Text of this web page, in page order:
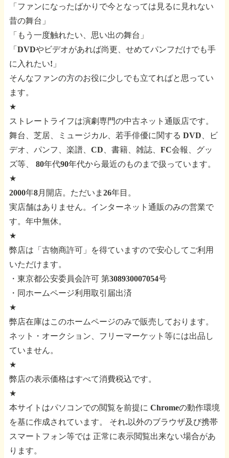
「ファンになったばかりで今となっては見るに見れない
昔の舞台」
「もう一度触れたい、思い出の舞台」
「DVDやビデオがあれば尚更、せめてパンフだけでも手
に入れたい!」
そんなファンの方のお役に少しでも立てればと思ってい
ます。
★
ストレートライフは演劇専門の中古ネット通販店です。
舞台、芝居、ミュージカル、若手俳優に関する DVD、ビ
デオ、パンフ、楽譜、CD、書籍、雑誌、FC会報、グッ
ズ等、
80年代90年代から最近のものまで扱っています。
★
2000年8月開店。ただいま26年目。
実店舗はありません。インターネット通販のみの営業で
す。年中無休。
★
弊店は「古物商許可」を得ていますので安心してご利用
いただけます。
・東京都公安委員会許可 第308930007054号
・同ホームページ利用取引届出済
★
弊店在庫はこのホームページのみで販売しております。
ネット・オークション、フリーマーケット等には出品し
ていません。
★
弊店の表示価格はすべて消費税込です。
★
本サイトはパソコンでの閲覧を前提に Chromeの動作環境
を基に作成されています。
それ.以外のブラウザ及び携帯
スマートフォン等では 正常に表示閲覧出来ない場合があ
ります。